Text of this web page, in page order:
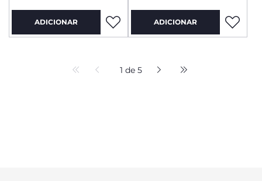
ADICIONAR ADICIONAR
1 de 5